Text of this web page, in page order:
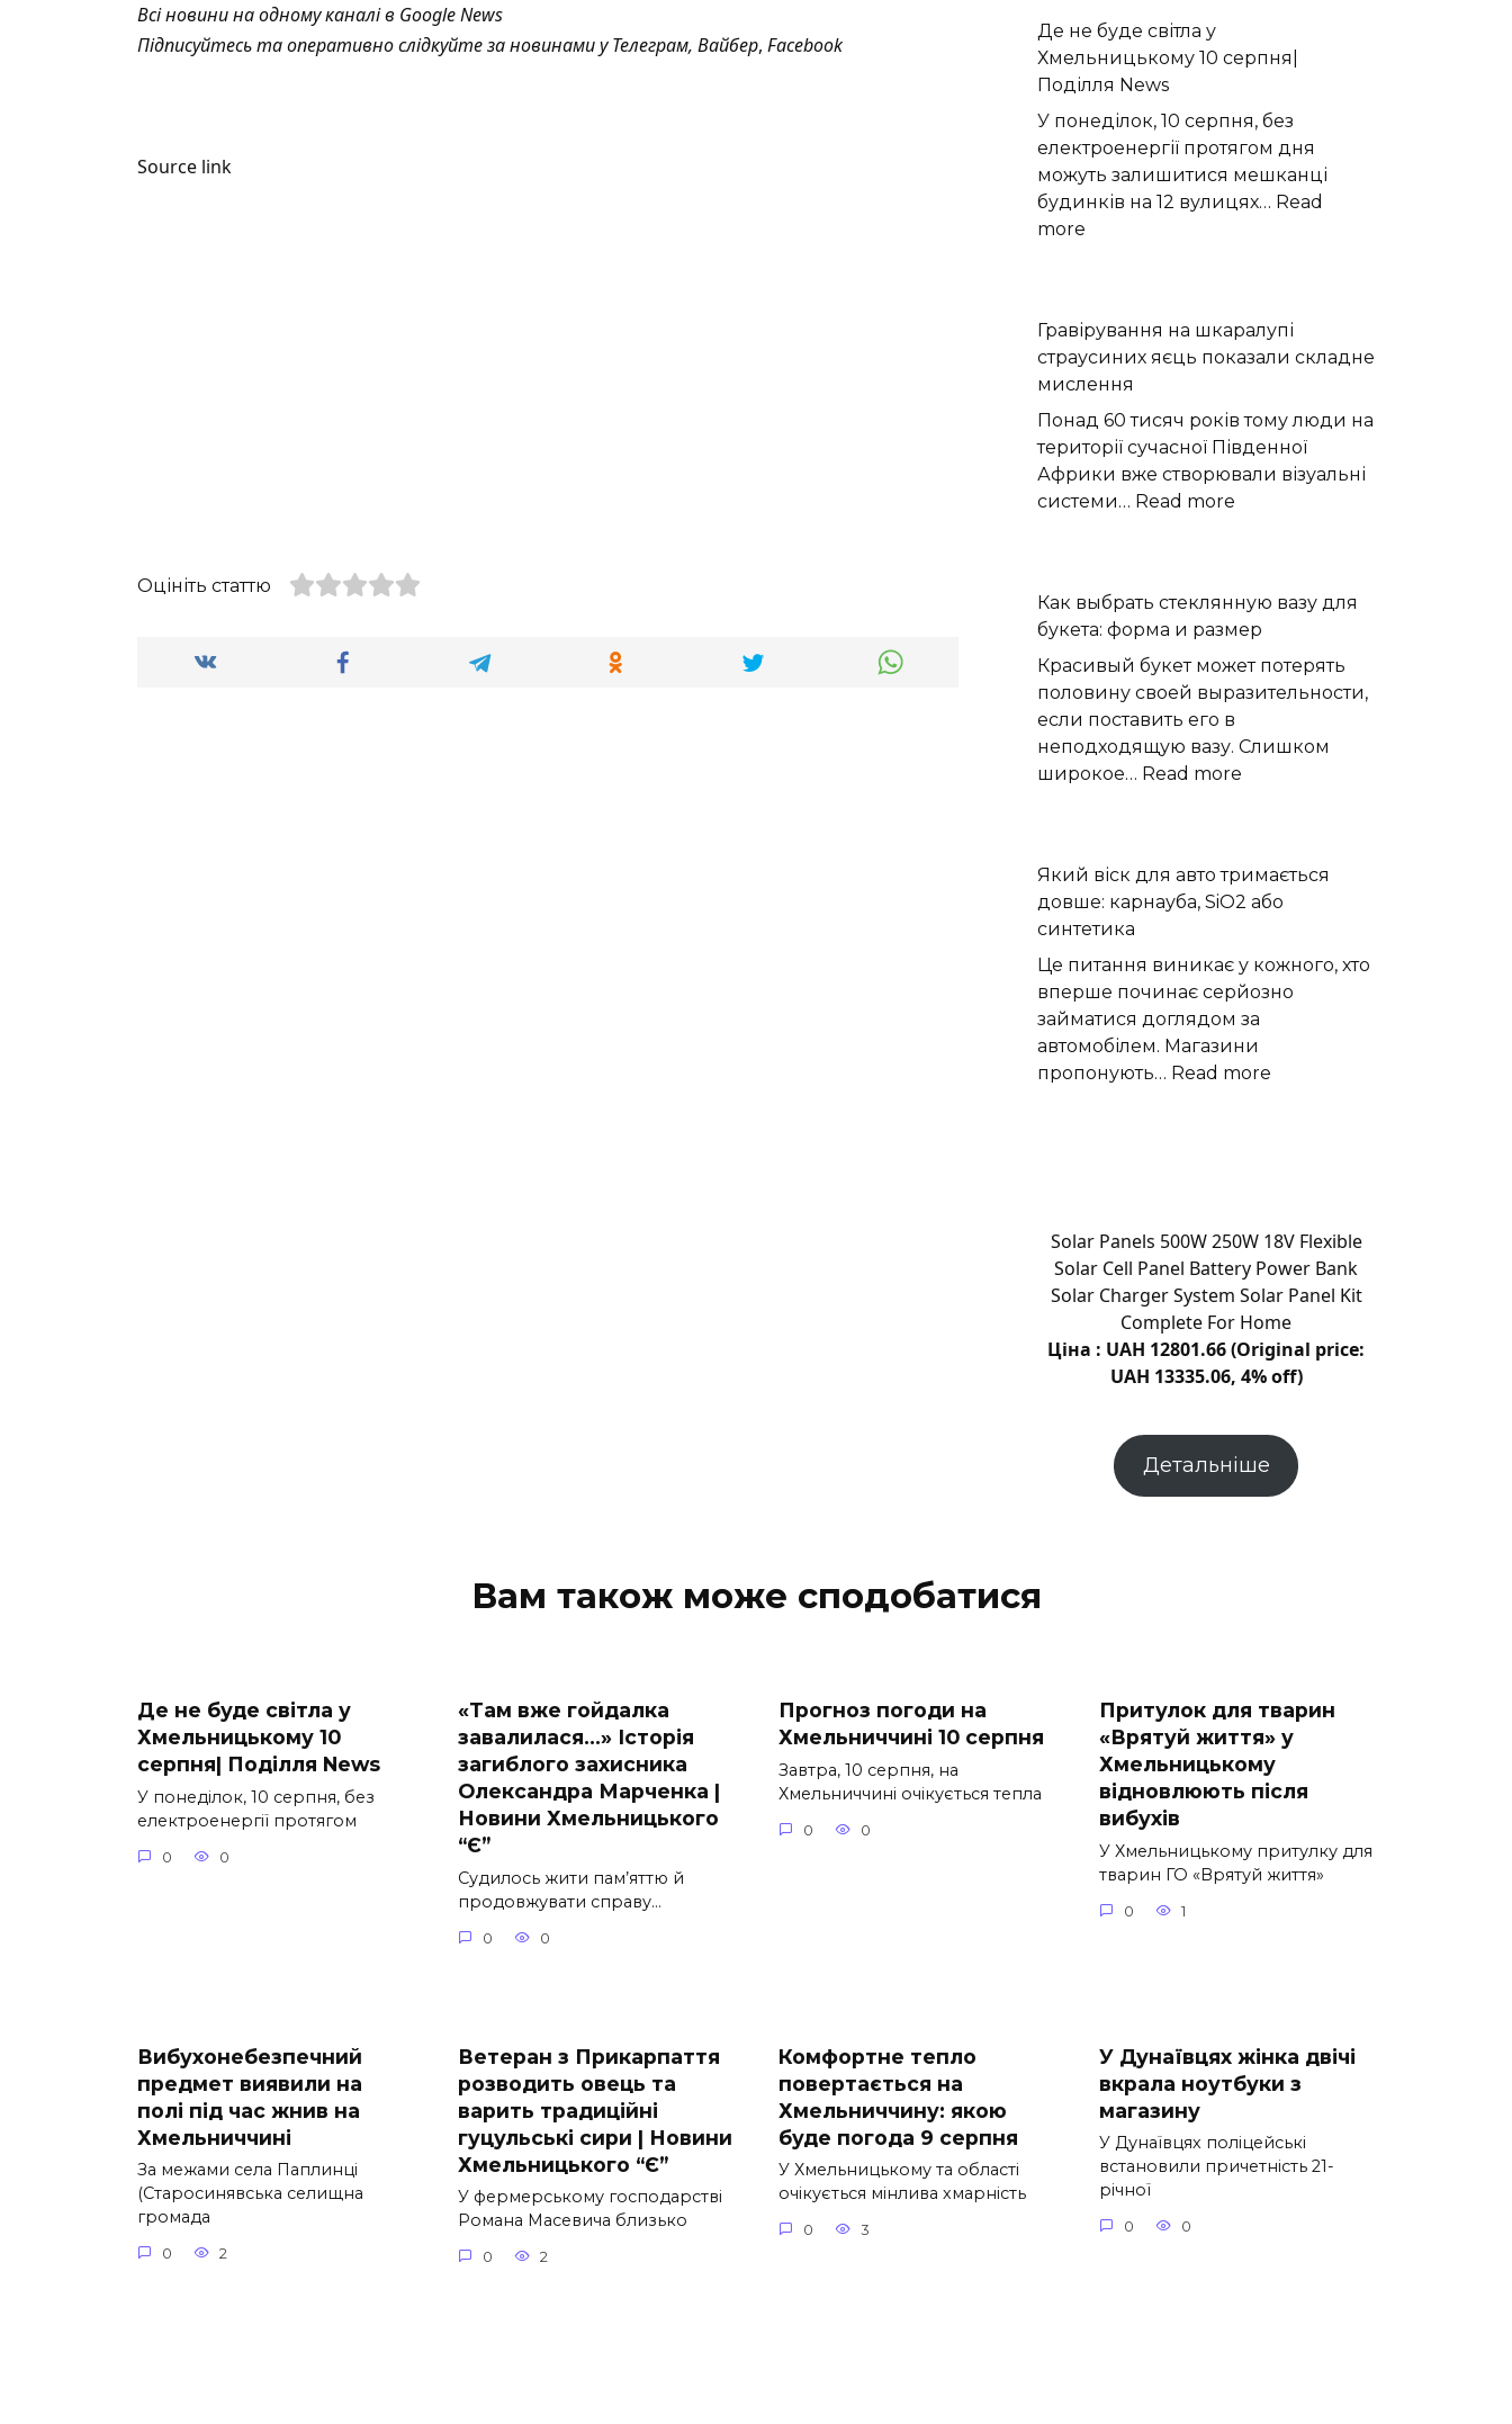
Всі новини на одному каналі в Google News
Підписуйтесь та оперативно слідкуйте за новинами уТелеграм, Вайбер, Facebook
Source link
Оцініть статтю
природу
цяток»
Де не буде світла у
Хмельницькому 10 серпня|
Поділля News
У понеділок, 10 серпня, без
електроенергії протягом дня
можуть залишитися мешканці
будинків на 12 вулицях… Read
more
світла
у
Хмельницькому
10
серпня|
Поділля
News
Гравірування на шкаралупі
страусиних яєць показали складне
мислення
Понад 60 тисяч років тому люди на
території сучасної Південної
Африки вже створювали візуальні
системи… Read more
страусиних
яєць
показали
складне
Как выбрать стеклянную вазу для
букета: форма и размер
Красивый букет может потерять
половину своей выразительности,
если поставить его в
неподходящую вазу. Слишком
широкое… Read more
вазу
для
форма
и
размер
Який віск для авто тримається
довше: карнауба, SiO2 або
синтетика
Це питання виникає у кожного, хто
вперше починає серйозно
займатися доглядом за
автомобілем. Магазини
пропонують… Read more
довше:
карнауба,
SiO2
або
синтетика
Solar Panels 500W 250W 18V Flexible
Solar Cell Panel Battery Power Bank
Solar Charger System Solar Panel Kit
Complete For Home
Ціна : UAH 12801.66 (Original price:
UAH 13335.06, 4% off)
Детальніше
Вам також може сподобатися
Де не буде світла у
Хмельницькому 10
серпня| Поділля News
У понеділок, 10 серпня, без
електроенергії протягом
0 0
«Там вже гойдалка
завалилася…» Історія
загиблого захисника
Олександра Марченка |
Новини Хмельницького
“Є”
Судилось жити пам’яттю й
продовжувати справу…
0 0
Прогноз погоди на
Хмельниччині 10 серпня
Завтра, 10 серпня, на
Хмельниччині очікується тепла
0 0
Притулок для тварин
«Врятуй життя» у
Хмельницькому
відновлюють після
вибухів
У Хмельницькому притулку для
тварин ГО «Врятуй життя»
0 1
Вибухонебезпечний
предмет виявили на
полі під час жнив на
Хмельниччині
За межами села Паплинці
(Старосинявська селищна
громада
0 2
Ветеран з Прикарпаття
розводить овець та
варить традиційні
гуцульські сири | Новини
Хмельницького “Є”
У фермерському господарстві
Романа Масевича близько
0 2
Комфортне тепло
повертається на
Хмельниччину: якою
буде погода 9 серпня
У Хмельницькому та області
очікується мінлива хмарність
0 3
У Дунаївцях жінка двічі
вкрала ноутбуки з
магазину
У Дунаївцях поліцейські
встановили причетність 21-
річної
0 0